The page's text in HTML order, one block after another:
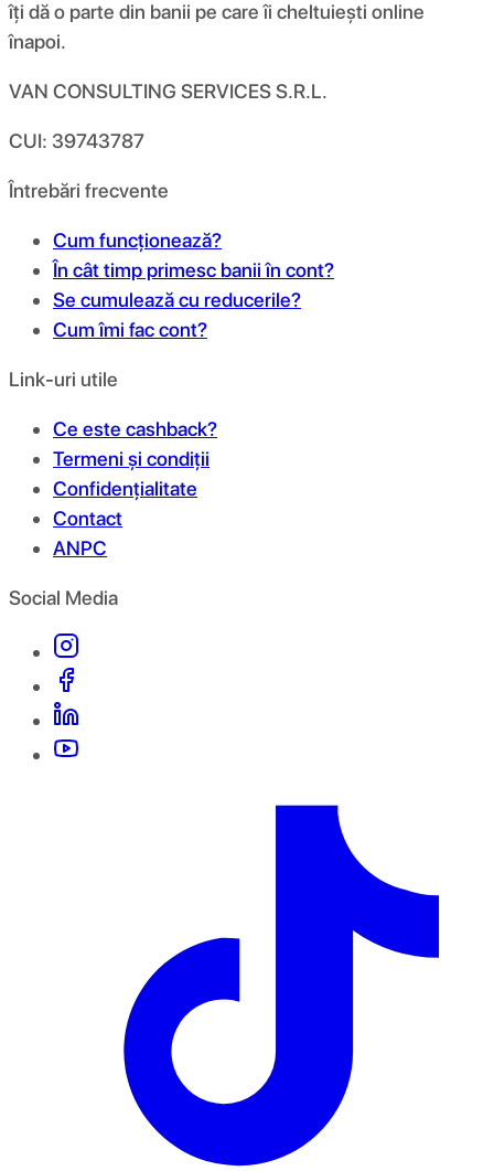
îți dă o parte din banii pe care îi cheltuiești online
înapoi.
VAN CONSULTING SERVICES S.R.L.
CUI: 39743787
Întrebări frecvente
Cum funcționează?
În cât timp primesc banii în cont?
Se cumulează cu reducerile?
Cum îmi fac cont?
Link-uri utile
Ce este cashback?
Termeni și condiții
Confidențialitate
Contact
ANPC
Social Media